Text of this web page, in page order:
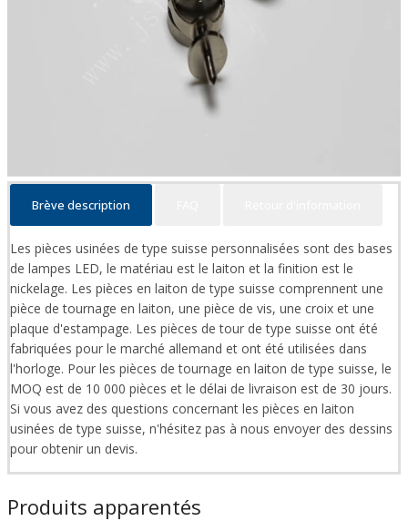
Brève description
Les pièces usinées de type suisse personnalisées sont des bases
de lampes LED, le matériau est le laiton et la finition est le
nickelage. Les pièces en laiton de type suisse comprennent une
pièce de tournage en laiton, une pièce de vis, une croix et une
plaque d'estampage. Les pièces de tour de type suisse ont été
fabriquées pour le marché allemand et ont été utilisées dans
l'horloge. Pour les pièces de tournage en laiton de type suisse, le
MOQ est de 10 000 pièces et le délai de livraison est de 30 jours.
Si vous avez des questions concernant les pièces en laiton
usinées de type suisse, n'hésitez pas à nous envoyer des dessins
pour obtenir un devis.
Produits apparentés